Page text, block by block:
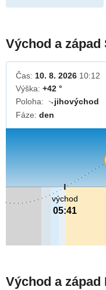
Východ a západ
Čas: 10. 8. 2026 10:12
Výška: +42 °
Poloha:
↓jihovýchod
Fáze: den
východ
05:41
Východ a západ